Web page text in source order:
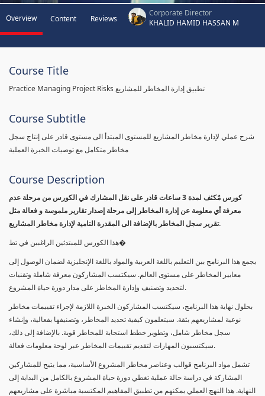
Overview Content Reviews
Corporate Director
KHALID HAMID HASSAN M
Course Title
Practice Managing Project Risks تطبيق إدارة المخاطر للمشاريع
Course Subtitle
شرح عملي لإدارة مخاطر المشاريع للمستوى المبتدأ الى مستوى قادر على إنتاج سجل
مخاطر متكامل مع توصيات الخبرة العملية
Course Description
كورس مٌكثف لمدة 3 ساعات قادر على نقل المشارك في الكورس من مرحلة عدم
معرفة أي معلومة عن إدارة المخاطر إلى مرحلة إصدار تقارير ملموسة و فعالة مثل
تقرير سجل المخاطر بالإضافة الى المقدرة التامية لإدارة مخاطر المشاريع.
هذا الكورس للمبتدئين الراغبين في تط�
يجمع هذا البرنامج بين التعليم باللغة العربية والمواد باللغة الإنجليزية لضمان الوصول إلى
معايير المخاطر على مستوى العالم. سيكتسب المشاركون معرفة شاملة وتقنيات
لتحديد وتصنيف وإدارة المخاطر على مدار دورة حياة المشروع.
بحلول نهاية هذا البرنامج، سيكتسب المشاركون الخبرة اللازمة لإجراء تقييمات مخاطر
نوعية لمشاريعهم بثقة. سيتعلمون كيفية تحديد المخاطر، وتصنيفها بفعالية، وإنشاء
سجل مخاطر شامل، وتطوير خطط استجابة للمخاطر قوية. بالإضافة إلى ذلك،
سيكتسبون المهارات لتقديم تقييمات المخاطر عبر لوحة معلومات فعالة.
تشمل مواد البرنامج قوالب وعناصر مخاطر المشروع الأساسية، مما يتيح للمشاركين
المشاركة في دراسة حالة عملية تغطي دورة حياة المشروع بالكامل من البداية إلى
النهاية. هذا النهج العملي يمكنهم من تطبيق المفاهيم المكتسبة مباشرة على مشاريعهم